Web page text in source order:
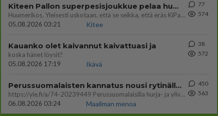
Kiteen Pallon superpesisjoukkue pelaa huumeiden vaikutuksen alaisena
Huumerikos. Yleisesti uskotaan, että se seikka, että eräs KiPan pelaaja kärähtää huumeista, on vain jäävuoren huippu. M
05.08.2026 03:21
Kitee
77
574
Kauanko olet kaivannut kaivattuasi ja
koska hänet löysit?
05.08.2026 17:19
Ikävä
38
572
Perussuomalaisten kannatus nousi rytinällä Ylen tänään julkaisemassa tuoreimmassa gallup-kyselyssä.
https://yle.fi/a/74-20239449 Perussuomalaisilla hurja- ja ylivoimaisesti suurin nousu tässä uudessa Ylen gallupissa. Kyl
06.08.2026 03:24
Maailman menoa
450
563